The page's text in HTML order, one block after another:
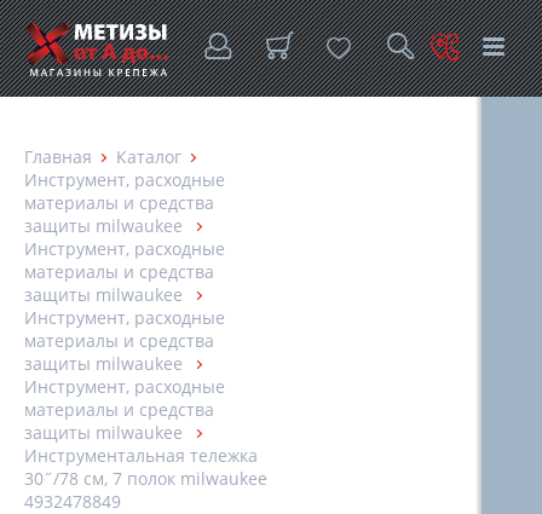
Главная
Каталог
Инструмент, расходные
материалы и средства
защиты milwaukee
Инструмент, расходные
материалы и средства
защиты milwaukee
Инструмент, расходные
материалы и средства
защиты milwaukee
Инструмент, расходные
материалы и средства
защиты milwaukee
Инструментальная тележка
30˝/78 см, 7 полок milwaukee
4932478849